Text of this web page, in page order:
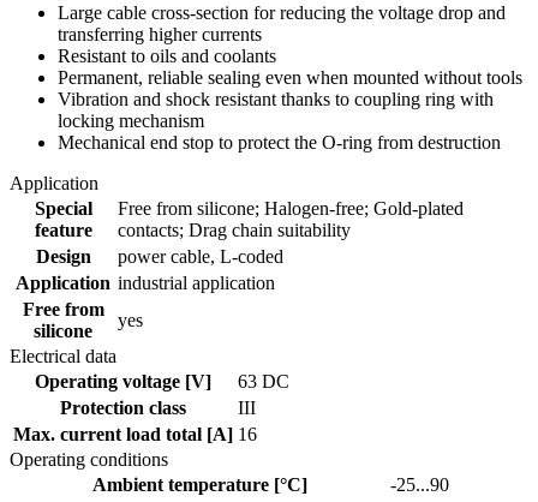
Large cable cross-section for reducing the voltage drop and
transferring higher currents
Resistant to oils and coolants
Permanent, reliable sealing even when mounted without tools
Vibration and shock resistant thanks to coupling ring with
locking mechanism
Mechanical end stop to protect the O-ring from destruction
Application
Special
feature
Free from silicone; Halogen-free; Gold-plated
contacts; Drag chain suitability
Design
power cable, L-coded
Application industrial application
Free from
silicone
yes
Electrical data
Operating voltage [V]
63 DC
Protection class
III
Max. current load total [A] 16
Operating conditions
Ambient temperature [°C]
-25...90